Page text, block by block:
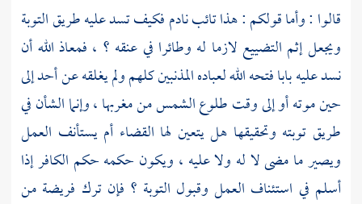
قالوا : وأما قولكم : هذا تائب نادم فكيف تسد عليه طريق التوبة
ويجعل إثم التضييع لازما له وطائرا في عنقه ؟ ، فمعاذ الله أن
نسد عليه بابا فتحه الله لعباده المذنبين كلهم ولم يغلقه عن أحد إلى
حين موته أو إلى وقت طلوع الشمس من مغربها ، وإنما الشأن في
طريق توبته وتحقيقها هل يتعين لها القضاء أم يستأنف العمل
ويصير ما مضى لا له ولا عليه ، ويكون حكمه حكم الكافر إذا
أسلم في استئناف العمل وقبول التوبة ؟ فإن ترك فريضة من